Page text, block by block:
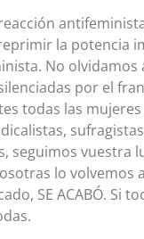
la potencia
No olvidamos
por el
todas las
seguimos vuestra
lo volvemos
SE ACABÓ. Si